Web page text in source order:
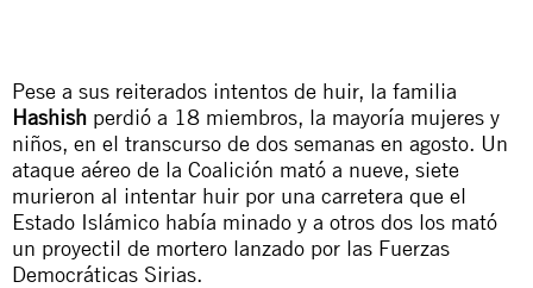
Pese a sus reiterados intentos de huir, la familia
Hashish perdió a 18 miembros, la mayoría mujeres y
niños, en el transcurso de dos semanas en agosto. Un
ataque aéreo de la Coalición mató a nueve, siete
murieron al intentar huir por una carretera que el
Estado Islámico había minado y a otros dos los mató
un proyectil de mortero lanzado por las Fuerzas
Democráticas Sirias.